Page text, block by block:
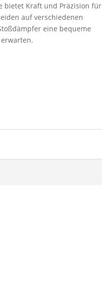
bietet Kraft und Präzision für
auf verschiedenen
eine bequeme